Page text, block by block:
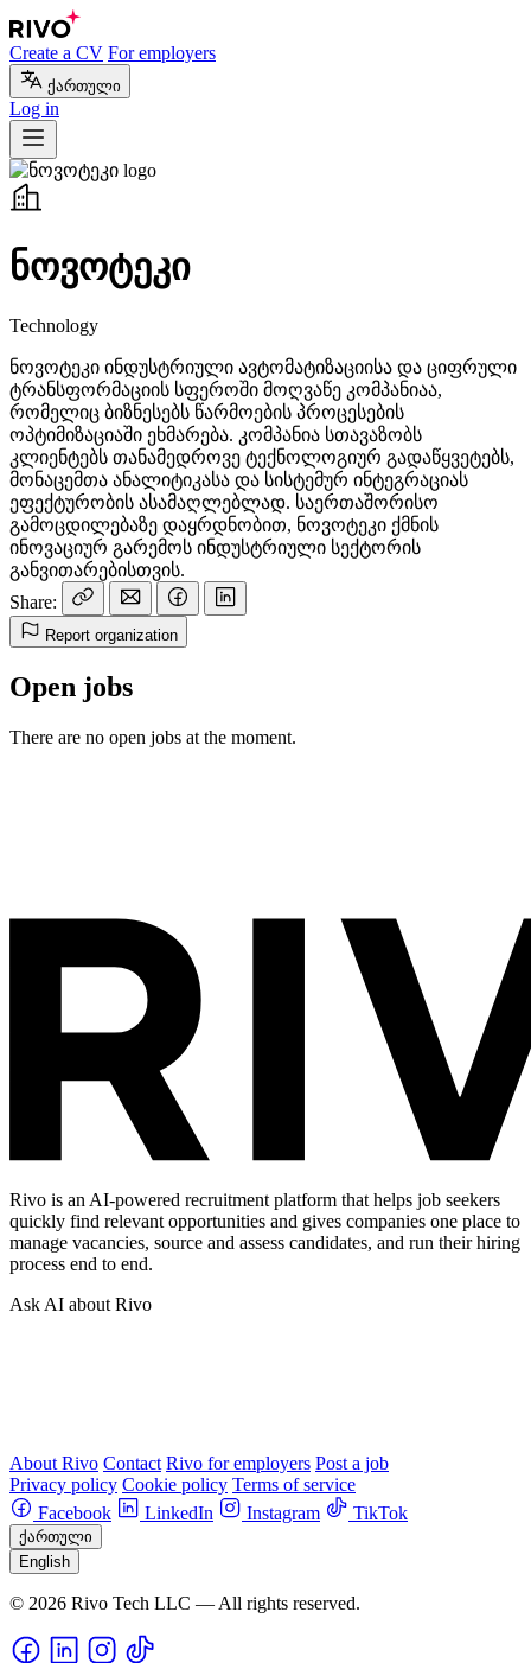
Create a CV For employers
ქართული
Log in
ნოვოტეკი
Technology
ნოვოტეკი ინდუსტრიული ავტომატიზაციისა და ციფრული
ტრანსფორმაციის სფეროში მოღვაწე კომპანიაა,
რომელიც ბიზნესებს წარმოების პროცესების
ოპტიმიზაციაში ეხმარება. კომპანია სთავაზობს
კლიენტებს თანამედროვე ტექნოლოგიურ გადაწყვეტებს,
მონაცემთა ანალიტიკასა და სისტემურ ინტეგრაციას
ეფექტურობის ასამაღლებლად. საერთაშორისო
გამოცდილებაზე დაყრდნობით, ნოვოტეკი ქმნის
ინოვაციურ გარემოს ინდუსტრიული სექტორის
განვითარებისთვის.
Share:
Report organization
Open jobs
There are no open jobs at the moment.
Rivo is an AI-powered recruitment platform that helps job seekers
quickly find relevant opportunities and gives companies one place to
manage vacancies, source and assess candidates, and run their hiring
process end to end.
Ask AI about Rivo
About Rivo Contact Rivo for employers Post a job
Privacy policy Cookie policy Terms of service
Facebook
LinkedIn Instagram TikTok
ქართული
English
© 2026 Rivo Tech LLC — All rights reserved.